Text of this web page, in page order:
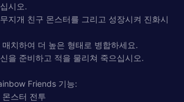
시오.
지개 친구 몬스터를 그리고 성장시켜 진화시
치하여 더 높은 형태로 병합하세요.
을 준비하고 적을 물리쳐 죽으십시오.
Friends 기능:
스터 전투